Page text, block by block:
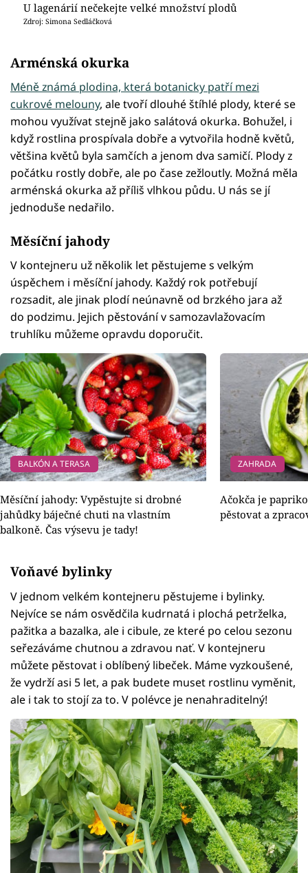
U lagenárií nečekejte velké množství plodů
Zdroj: Simona Sedláčková
Arménská okurka
Méně známá plodina, která botanicky patří mezi
cukrové melouny, ale tvoří dlouhé štíhlé plody, které se
mohou využívat stejně jako salátová okurka. Bohužel, i
když rostlina prospívala dobře a vytvořila hodně květů,
většina květů byla samčích a jenom dva samičí. Plody z
počátku rostly dobře, ale po čase zežloutly. Možná měla
arménská okurka až příliš vlhkou půdu. U nás se jí
jednoduše nedařilo.
Měsíční jahody
V kontejneru už několik let pěstujeme s velkým
úspěchem i měsíční jahody. Každý rok potřebují
rozsadit, ale jinak plodí neúnavně od brzkého jara až
do podzimu. Jejich pěstování v samozavlažovacím
truhlíku můžeme opravdu doporučit.
BALKÓN A TERASA
Měsíční jahody: Vypěstujte si drobné
jahůdky báječné chuti na vlastním
balkoně. Čas výsevu je tady!
ZAHRADA
Ačokča je
pěstovat a
Voňavé bylinky
V jednom velkém kontejneru pěstujeme i bylinky.
Nejvíce se nám osvědčila kudrnatá i plochá petrželka,
pažitka a bazalka, ale i cibule, ze které po celou sezonu
seřezáváme chutnou a zdravou nať. V kontejneru
můžete pěstovat i oblíbený libeček. Máme vyzkoušené,
že vydrží asi 5 let, a pak budete muset rostlinu vyměnit,
ale i tak to stojí za to. V polévce je nenahraditelný!